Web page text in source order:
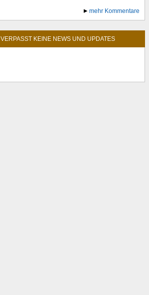
mehr Kommentare
VERPASST KEINE NEWS UND UPDATES